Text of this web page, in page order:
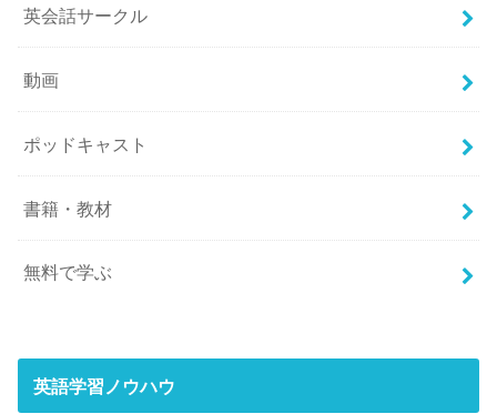
英会話サークル
動画
ポッドキャスト
書籍・教材
無料で学ぶ
英語学習ノウハウ